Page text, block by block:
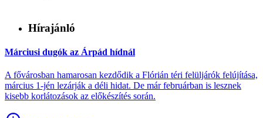
Hírajánló
Márciusi dugók az Árpád hídnál
A fővárosban hamarosan kezdődik a Flórián téri felüljárók felújítása,
március 1-jén lezárják a déli hidat. De már februárban is lesznek
kisebb korlátozások az előkészítés során.